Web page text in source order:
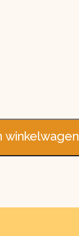
winkelwagen